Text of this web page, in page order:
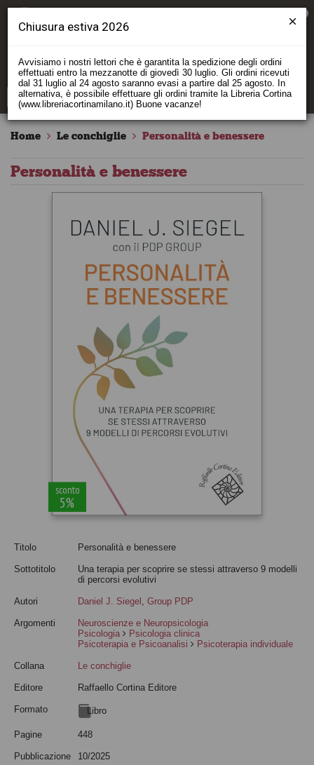
Home Le conchiglie Personalità e benessere
Personalità e benessere
sconto
5%
Titolo Personalità e benessere
Sottotitolo
Una terapia per scoprire se stessi attraverso 9 modelli
di percorsi evolutivi
Autori Daniel J. Siegel Group PDP
Argomenti
Neuroscienze e Neuropsicologia
Psicologia
Psicologia clinica
Psicoterapia e Psicoanalisi
Psicoterapia individuale
Collana Le conchiglie
Editore Raffaello Cortina Editore
Formato Libro
Pagine 448
Pubblicazione 10/2025
Chiusura estiva 2026
Avvisiamo i nostri lettori che è garantita la spedizione degli ordini
effettuati entro la mezzanotte di giovedì 30 luglio. Gli ordini ricevuti
dal 31 luglio al 24 agosto saranno evasi a partire dal 25 agosto. In
alternativa, è possibile effettuare gli ordini tramite la Libreria Cortina
(www.libreriacortinamilano.it) Buone vacanze!